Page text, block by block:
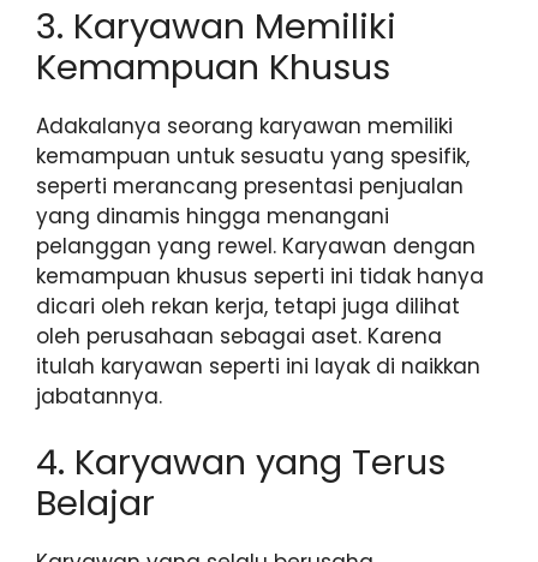
3. Karyawan Memiliki
Kemampuan Khusus
Adakalanya seorang karyawan memiliki
kemampuan untuk sesuatu yang spesifik,
seperti merancang presentasi penjualan
yang dinamis hingga menangani
pelanggan yang rewel. Karyawan dengan
kemampuan khusus seperti ini tidak hanya
dicari oleh rekan kerja, tetapi juga dilihat
oleh perusahaan sebagai aset. Karena
itulah karyawan seperti ini layak di naikkan
jabatannya.
4. Karyawan yang Terus
Belajar